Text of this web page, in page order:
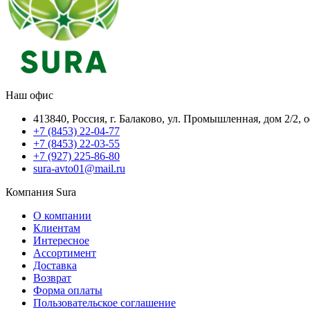
Наш офис
413840, Россия, г. Балаково, ул. Промышленная, дом 2/2,
+7 (8453) 22-04-77
+7 (8453) 22-03-55
+7 (927) 225-86-80
sura-avto01@mail.ru
Компания Sura
О компании
Клиентам
Интересное
Ассортимент
Доставка
Возврат
Форма оплаты
Пользовательское соглашение